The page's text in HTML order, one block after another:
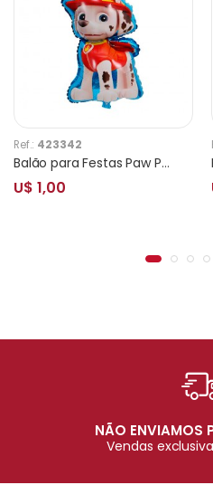
Ref.: 423342
Balão para Festas Paw Patrol Marshall
U$ 1,00
NÃO ENVIAMOS
Vendas